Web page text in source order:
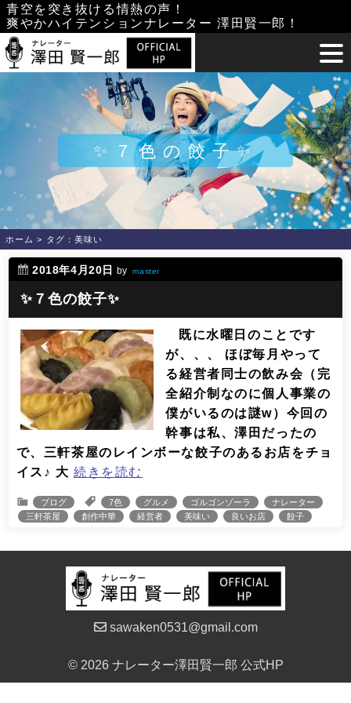
Skip
to
content
青空を突き抜ける情熱の声！
爽やかハイテンションナレーター 澤田賢一郎！
✨７色の餃子✨
ホーム > タグ：美味い
2018年4月20日 by master
✨７色の餃子✨
既に水曜日のことです
が、、、 ほぼ毎月やって
る経営者同士の飲み会（完
全紹介制なのに個人事業の
僕がいるのは謎w）今回の
幹事は私、澤田だったの
で、三軒茶屋のレインボーな餃子のあるお店をチョ
イス♪ 大続きを読む
ブログ 7色 グルメ ゴルゴンゾーラ
ナレーター
三軒茶屋
創作中華 経営者 美味い 良いお店 餃子
sawaken0531@gmail.com
© 2026 ナレーター澤田賢一郎 公式HP